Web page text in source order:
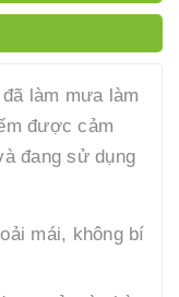
làm mưa làm
được cảm
đang sử dụng
mái, không bí